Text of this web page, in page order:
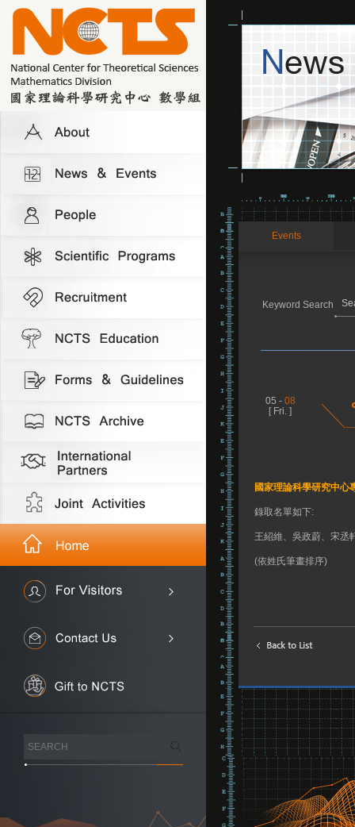
Events
Keyword Search
05 -08
[ Fri. ]
國家理論科學研究中
錄取名單如下:
王紹維、吳政蔚、宋丞
(依姓氏筆畫排序)